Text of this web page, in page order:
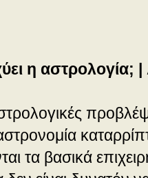
η
τα βασικά